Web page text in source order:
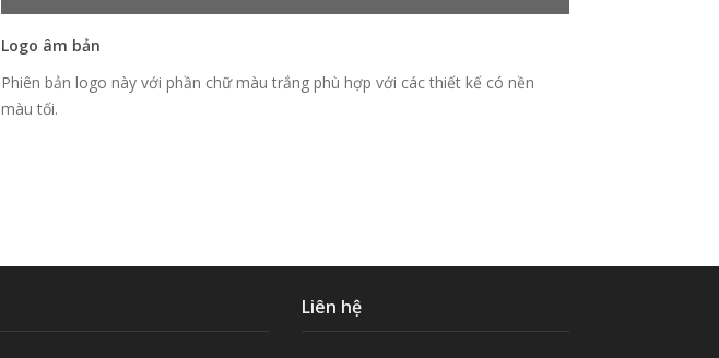
Logo âm bản
Phiên bản logo này với phần chữ màu trắng phù hợp với các thiết kế có nền
màu tối.
Liên hệ